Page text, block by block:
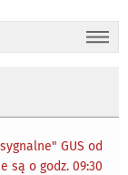
GUS od
są o godz. 09:30